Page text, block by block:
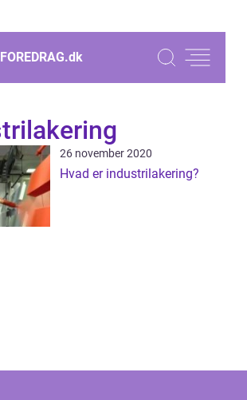
dk
26 november 2020
Hvad er industrilakering?